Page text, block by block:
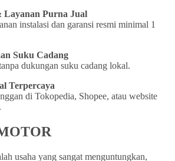
Layanan Purna Jual
instalasi dan garansi resmi minimal 1
Suku Cadang
dukungan suku cadang lokal.
Terpercaya
di Tokopedia, Shopee, atau website
usaha yang sangat menguntungkan,